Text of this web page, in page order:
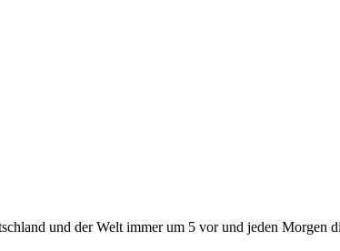
und der Welt immer um 5 vor und jeden Morgen